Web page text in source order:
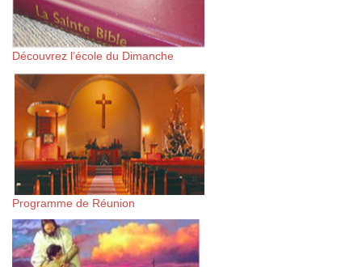
Découvrez l’école du Dimanche
Programme de Réunion